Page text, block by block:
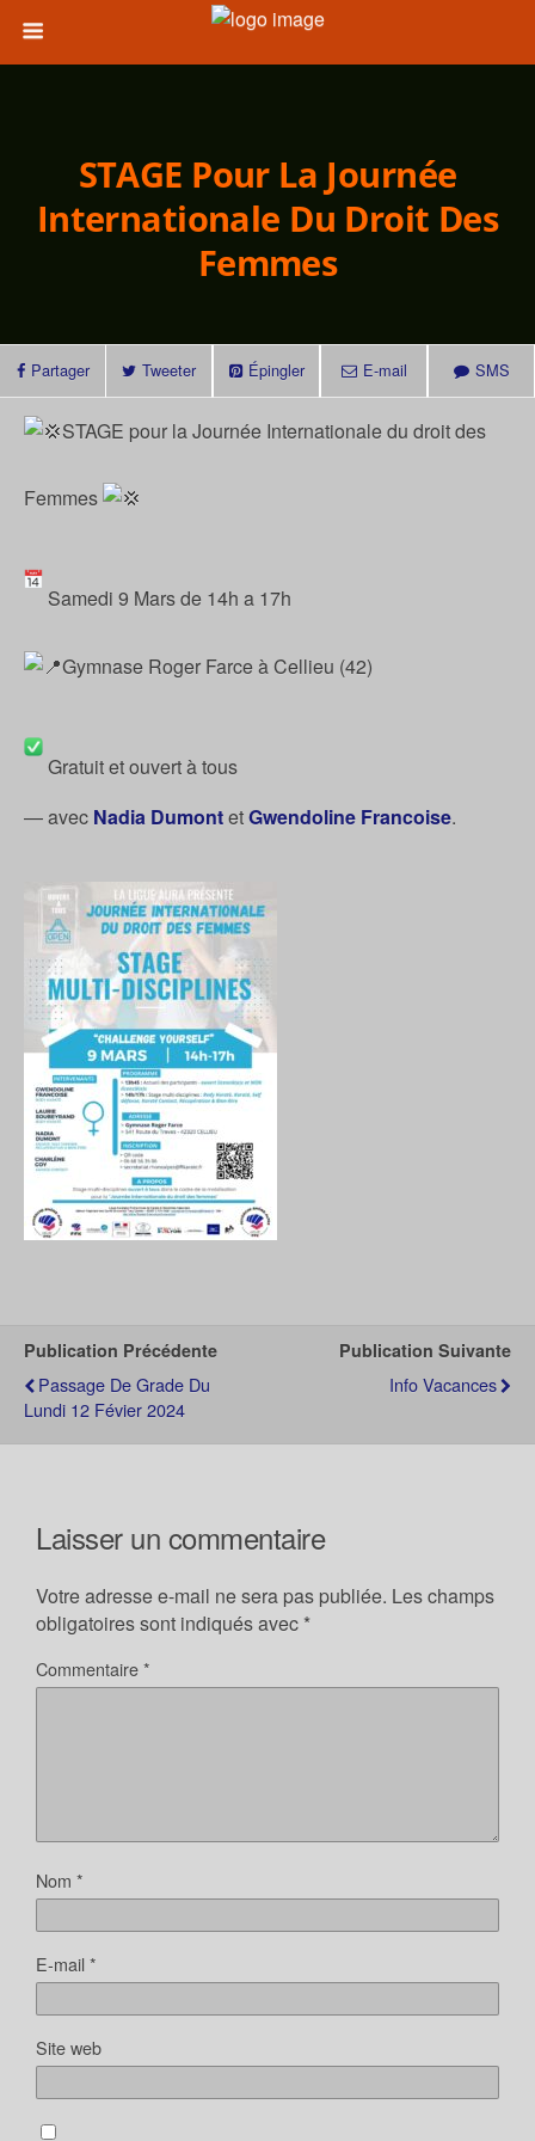
STAGE Pour La Journée
Internationale Du Droit Des
Femmes
Partager Tweeter Épingler E-mail SMS
STAGE pour la Journée Internationale du droit des
Femmes
Samedi 9 Mars de 14h a 17h
Gymnase Roger Farce à Cellieu (42)
Gratuit et ouvert à tous
— avec Nadia DumontetGwendoline Francoise.
Publication Précédente
Passage De Grade Du
Lundi 12 Févier 2024
Publication Suivante
Info Vacances
Laisser un commentaire
Votre adresse e-mail ne sera pas publiée. Les champs
obligatoires sont indiqués avec *
Commentaire*
Nom *
E-mail*
Site web